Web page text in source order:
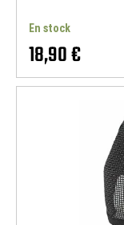
En stock
18,90 €